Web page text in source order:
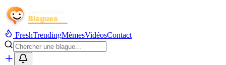
FreshTrendingMèmesVidéosContact